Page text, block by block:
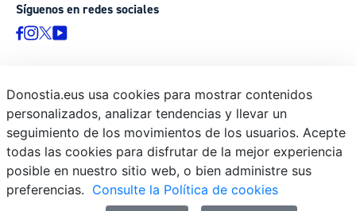
Síguenos en redes sociales
© Donostiako Udala - Ayuntamiento de Donostia / San Sebastián
Ijentea 1, 20003 Donostia / San Sebastián
Aviso legal
Política de privacidad
Política de cookies
Donostia.eus usa cookies para mostrar contenidos
personalizados, analizar tendencias y llevar un
seguimiento de los movimientos de los usuarios. Acepte
todas las cookies para disfrutar de la mejor experiencia
posible en nuestro sitio web, o bien administre sus
preferencias. Consulte la Política de cookies